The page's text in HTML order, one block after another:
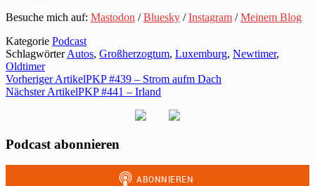
Besuche mich auf: Mastodon /Bluesky /Instagram /Meinem Blog
Kategorie Podcast
SchlagwörterAutos, Großherzogtum, Luxemburg, Newtimer,
Oldtimer
Vorheriger ArtikelPKP #439 – Strom aufm Dach
Nächster ArtikelPKP #441 – Irland
Podcast abonnieren